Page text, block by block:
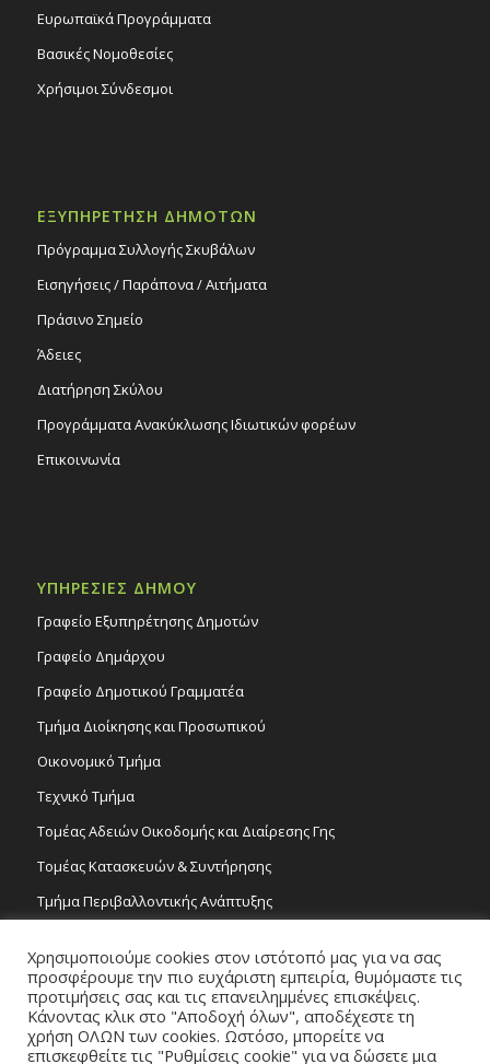
Ευρωπαϊκά Προγράμματα
Βασικές Νομοθεσίες
Χρήσιμοι Σύνδεσμοι
ΕΞΥΠΗΡΕΤΗΣΗ ΔΗΜΟΤΩΝ
Πρόγραμμα Συλλογής Σκυβάλων
Εισηγήσεις / Παράπονα / Αιτήματα
Πράσινο Σημείο
Άδειες
Διατήρηση Σκύλου
Προγράμματα Ανακύκλωσης Ιδιωτικών φορέων
Επικοινωνία
ΥΠΗΡΕΣΙΕΣ ΔΗΜΟΥ
Γραφείο Εξυπηρέτησης Δημοτών
Γραφείο Δημάρχου
Γραφείο Δημοτικού Γραμματέα
Τμήμα Διοίκησης και Προσωπικού
Οικονομικό Τμήμα
Τεχνικό Τμήμα
Τομέας Αδειών Οικοδομής και Διαίρεσης Γης
Τομέας Κατασκευών & Συντήρησης
Τμήμα Περιβαλλοντικής Ανάπτυξης
Τομέας Γραμμάτων και Τεχνών
Τροχονομία
Χρησιμοποιούμε cookies στον ιστότοπό μας για να σας
προσφέρουμε την πιο ευχάριστη εμπειρία, θυμόμαστε τις
προτιμήσεις σας και τις επανειλημμένες επισκέψεις.
Κάνοντας κλικ στο "Αποδοχή όλων", αποδέχεστε τη
χρήση ΟΛΩΝ των cookies. Ωστόσο, μπορείτε να
επισκεφθείτε τις "Ρυθμίσεις cookie" για να δώσετε μια